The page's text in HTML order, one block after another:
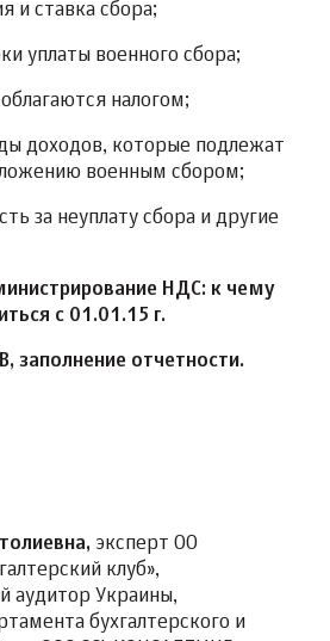
и ставка сбора;
уплаты военного сбора;
налогом;
доходов, которые подлежат
военным сбором;
за неуплату сбора и другие
НДС: к чему
с 01.01.15 г.
заполнение отчетности.
эксперт ОО
клуб»,
аудитор Украины,
бухгалтерского и